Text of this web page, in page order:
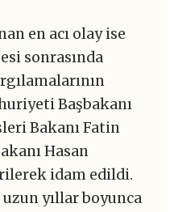
en acı olay ise
sonrasında
Başbakanı
Bakanı Fatin
Hasan
idam edildi.
yıllar boyunca